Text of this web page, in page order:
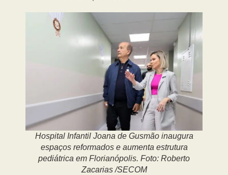
Hospital Infantil Joana de Gusmão inaugura
espaços reformados e aumenta estrutura
pediátrica em Florianópolis. Foto: Roberto
Zacarias /SECOM